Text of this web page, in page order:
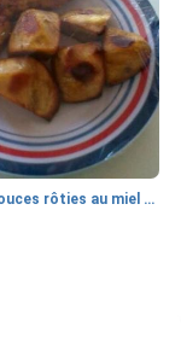
patates douces rôties au miel / kumara